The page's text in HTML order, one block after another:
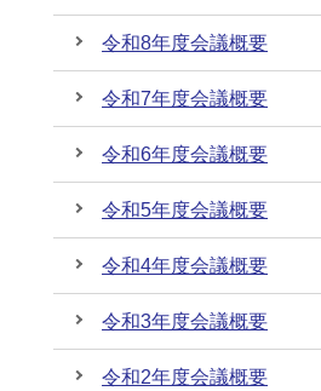
令和8年度会議概要
令和7年度会議概要
令和6年度会議概要
令和5年度会議概要
令和4年度会議概要
令和3年度会議概要
令和2年度会議概要